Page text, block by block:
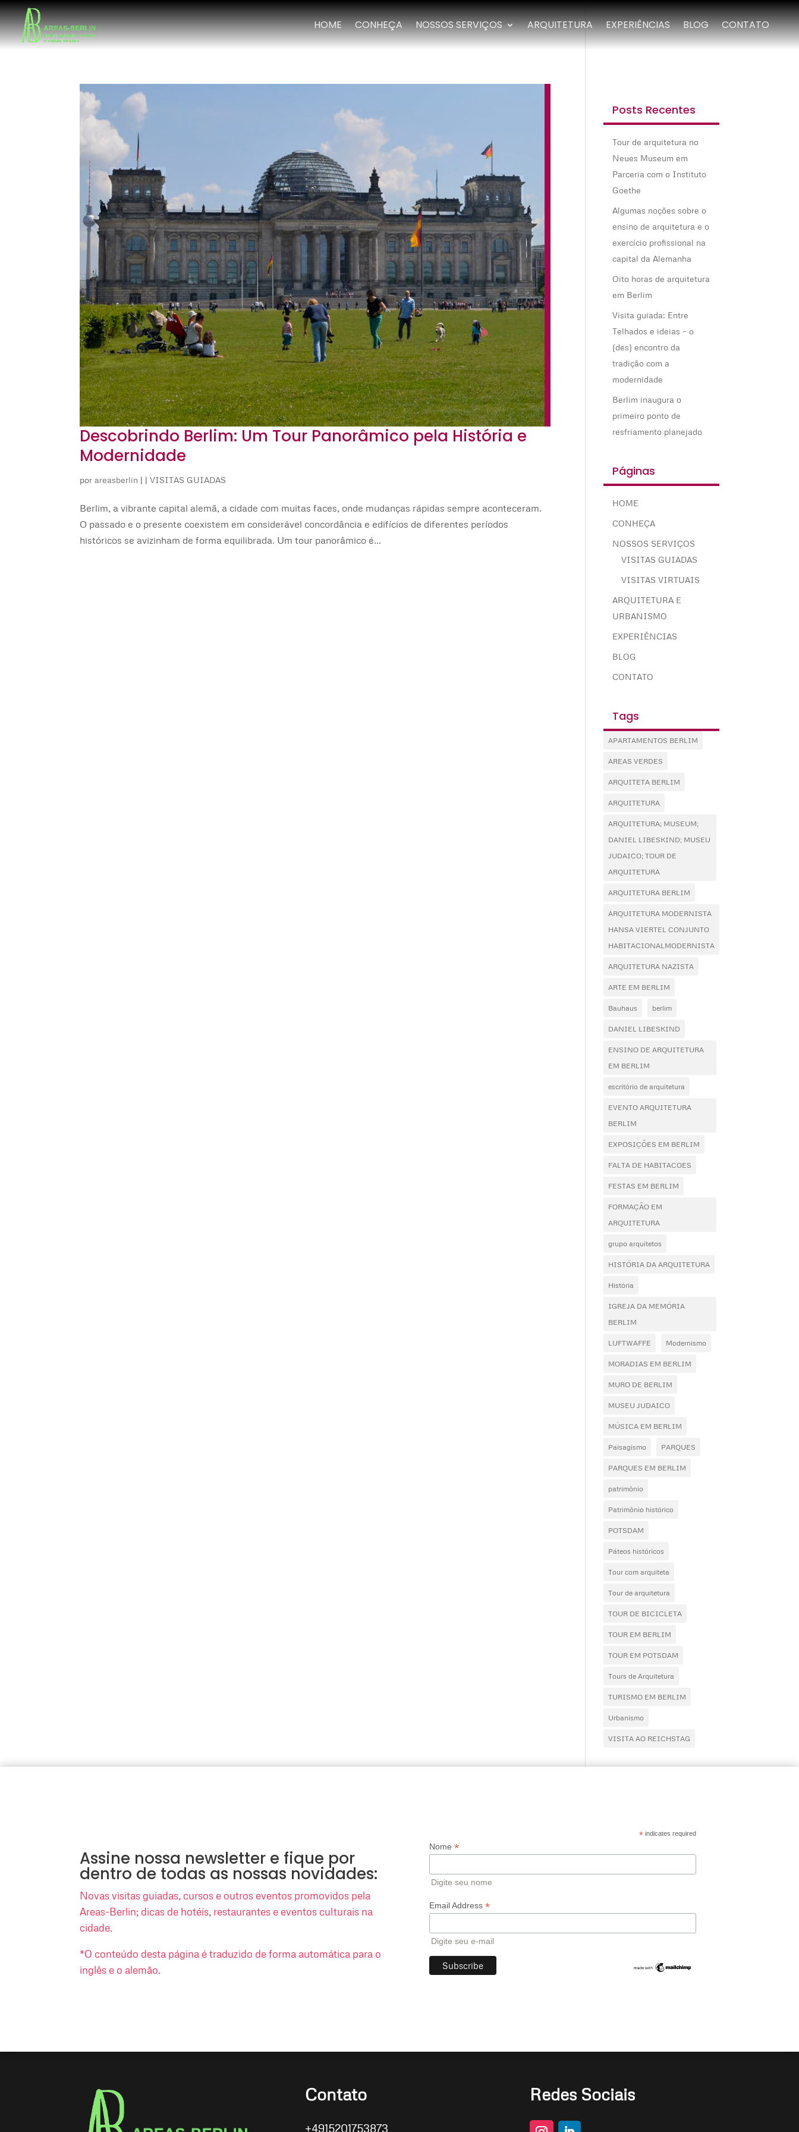
HOME CONHEÇA NOSSOS SERVIÇOS ARQUITETURA EXPERIÊNCIAS BLOG CONTATO
Descobrindo Berlim: Um Tour Panorâmico pela História e
Modernidade
por areasberlin | |VISITAS GUIADAS
Berlim, a vibrante capital alemã, a cidade com muitas faces, onde mudanças rápidas sempre aconteceram.
O passado e o presente coexistem em considerável concordância e edifícios de diferentes períodos
históricos se avizinham de forma equilibrada. Um tour panorâmico é...
Posts Recentes
Tour de arquitetura no
Neues Museum em
Parceria com o Instituto
Goethe
Algumas noções sobre o
ensino de arquitetura e o
exercício profissional na
capital da Alemanha
Oito horas de arquitetura
em Berlim
Visita guiada: Entre
Telhados e ideias – o
(des) encontro da
tradição com a
modernidade
Berlim inaugura o
primeiro ponto de
resfriamento planejado
Páginas
HOME
CONHEÇA
NOSSOS SERVIÇOS
VISITAS GUIADAS
VISITAS VIRTUAIS
ARQUITETURA E
URBANISMO
EXPERIÊNCIAS
BLOG
CONTATO
Tags
APARTAMENTOS BERLIM
AREAS VERDES
ARQUITETA BERLIM
ARQUITETURA
ARQUITETURA; MUSEUM;
DANIEL LIBESKIND; MUSEU
JUDAICO; TOUR DE
ARQUITETURA
ARQUITETURA BERLIM
ARQUITETURA MODERNISTA
HANSA VIERTEL CONJUNTO
HABITACIONALMODERNISTA
ARQUITETURA NAZISTA
ARTE EM BERLIM
Bauhaus berlim
DANIEL LIBESKIND
ENSINO DE ARQUITETURA
EM BERLIM
escritório de arquitetura
EVENTO ARQUITETURA
BERLIM
EXPOSIÇÕES EM BERLIM
FALTA DE HABITACOES
FESTAS EM BERLIM
FORMAÇÃO EM
ARQUITETURA
grupo arquitetos
HISTÓRIA DA ARQUITETURA
História
IGREJA DA MEMÓRIA
BERLIM
LUFTWAFFE Modernismo
MORADIAS EM BERLIM
MURO DE BERLIM
MUSEU JUDAICO
MÚSICA EM BERLIM
Paisagismo PARQUES
PARQUES EM BERLIM
patrimônio
Patrimônio histórico
POTSDAM
Páteos históricos
Tour com arquiteta
Tour de arquitetura
TOUR DE BICICLETA
TOUR EM BERLIM
TOUR EM POTSDAM
Tours de Arquitetura
TURISMO EM BERLIM
Urbanismo
VISITA AO REICHSTAG
Assine nossa newsletter e fique por
dentro de todas as nossas novidades:
Novas visitas guiadas, cursos e outros eventos promovidos pela
Areas-Berlin; dicas de hotéis, restaurantes e eventos culturais na
cidade.
*O conteúdo desta página é traduzido de forma automática para o
inglês e o alemão.
*indicates required
Nome *
Digite seu nome
Email Address *
Digite seu e-mail
Contato
+4915201753873
Redes Sociais